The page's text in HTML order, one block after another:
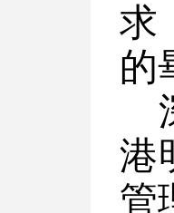
求
的
港
管